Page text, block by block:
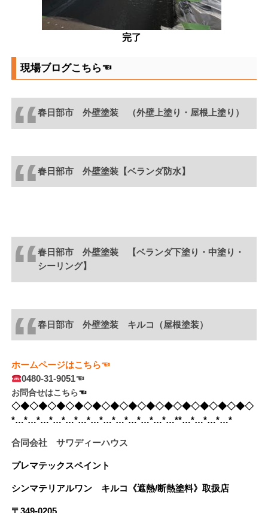
完了
現場ブログこちら☜
春日部市 外壁塗装 （外壁上塗り・屋根上塗り）
春日部市 外壁塗装【ベランダ防水】
春日部市 外壁塗装 【ベランダ下塗り・中塗り・
シーリング】
春日部市 外壁塗装 キルコ（屋根塗装）
ホームページはこちら☜
0480-31-9051☜
お問合せはこちら☜
◇◆◇◆◇◆◇◆◇◆◇◆◇◆◇◆◇◆◇◆◇◆◇◆◇◆◇
*…*…*…*…*…*…*…*…*…*…*…*…*…**…*…*…*…*
合同会社 サワディーハウス
プレマテックスペイント
シンマテリアルワン キルコ《遮熱/断熱塗料》 取扱店